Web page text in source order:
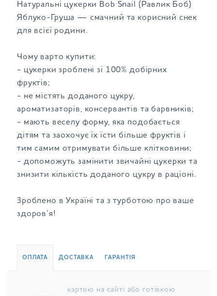
Натуральні цукерки Bob Snail (Равлик Боб)
Яблуко-Груша — смачний та корисний снек
для всієї родини.
Чому варто купити:
- цукерки зроблені зі 100% добірних
фруктів;
- не містять доданого цукру,
ароматизаторів, консервантів та барвників;
- мають веселу форму, яка подобається
дітям та заохочує їх їсти більше фруктів і
тим самим отримувати більше клітковини;
- допоможуть замінити звичайні цукерки та
знизити кількість доданого цукру в раціоні.
Зроблено в Україні та з турботою про ваше
здоров’я!
ОПЛАТА ДОСТАВКА ГАРАНТІЯ
картою на сайті або готівкою